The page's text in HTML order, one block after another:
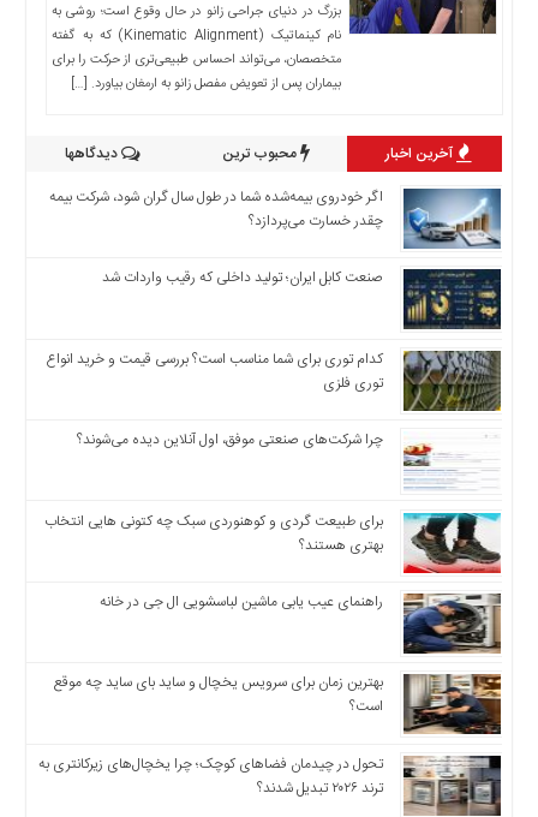
صفحه
ایران
اخبار
المللی
اخبار
اقتصادی
اخبار
جدید
حوادث
اخبار
سیاسی
اخبار
فرهنگی
دسترسی
سریع
صفحه
اصلی
اقتصادی
اخبار
بزرگ در دنیای جراحی زانو در حال وقوع است؛ روشی به
نام کینماتیک (Kinematic Alignment) که به گفته
متخصصان، می‌تواند احساس طبیعی‌تری از حرکت را برای
بیماران پس از تعویض مفصل زانو به ارمغان بیاورد. […]
آخرین اخبار محبوب ترین
دیدگاهها
اگر خودروی بیمه‌شده شما در طول سال گران شود، شرکت بیمه
چقدر خسارت می‌پردازد؟
صنعت کابل ایران؛ تولید داخلی که رقیب واردات شد
کدام توری برای شما مناسب است؟ بررسی قیمت و خرید انواع
توری فلزی
چرا شرکت‌های صنعتی موفق، اول آنلاین دیده می‌شوند؟
برای طبیعت گردی و کوهنوردی سبک چه کتونی هایی انتخاب
بهتری هستند؟
راهنمای عیب یابی ماشین لباسشویی ال جی در خانه
بهترین زمان برای سرویس یخچال و ساید بای ساید چه موقع
است؟
تحول در چیدمان فضاهای کوچک؛ چرا یخچال‌های زیرکانتری به
ترند ۲۰۲۶ تبدیل شدند؟